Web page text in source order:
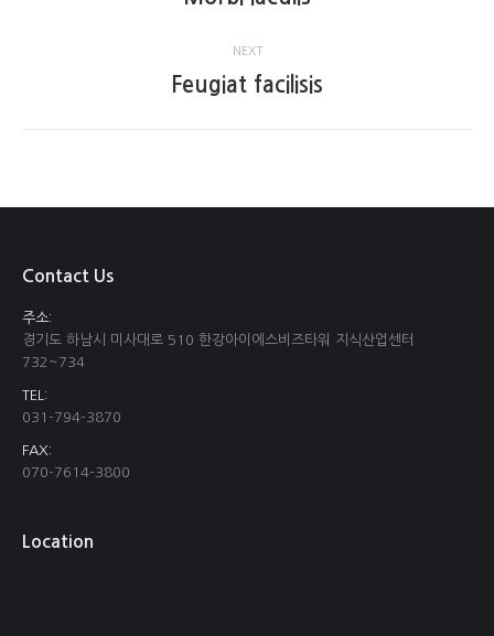
NEXT
Next
Feugiat facilisis
Contact Us
주소:
경기도 하남시 미사대로 510 한강아이에스비즈타워 지식산업센터
732~734
TEL:
031-794-3870
FAX:
070-7614-3800
Location